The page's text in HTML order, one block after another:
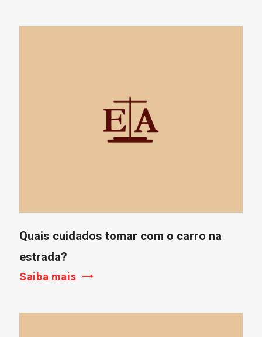
Quais cuidados tomar com o carro na
estrada?
Saiba mais